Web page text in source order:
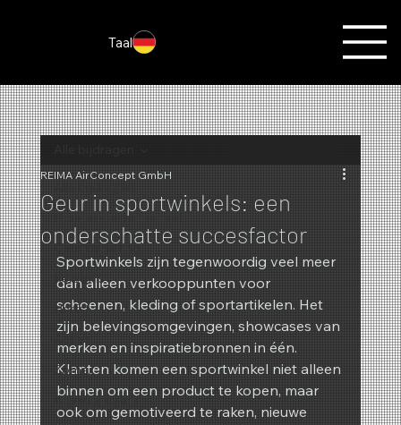
Taal
Geuren van de maand
Geurmarketing
Kerstmis
Herfst
Acties
Zomer
Nieuwigheden
Geur in sportwinkels: een
onderschatte succesfactor
REIMA AirConcept GmbH
Sportwinkels zijn tegenwoordig veel meer
dan alleen verkooppunten voor
schoenen, kleding of sportartikelen. Het
zijn belevingsomgevingen, showcases van
merken en inspiratiebronnen in één.
Klanten komen een sportwinkel niet alleen
binnen om een product te kopen, maar
ook om gemotiveerd te raken, nieuwe